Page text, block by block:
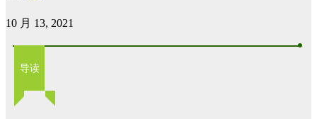
10 月 13, 2021
导读